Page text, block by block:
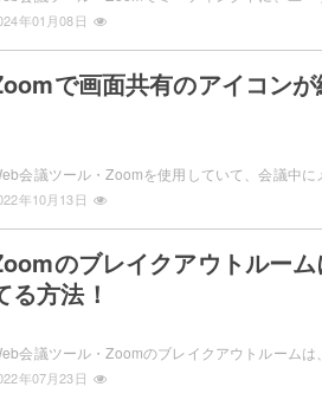
年01月08日
で画面共有のアイコン
年10月13日
のブレイクアウトルー
る方法！
年07月23日